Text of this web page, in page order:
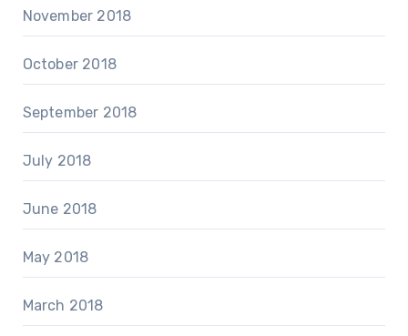
November 2018
October 2018
September 2018
July 2018
June 2018
May 2018
March 2018